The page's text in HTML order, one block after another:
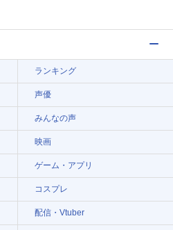
ランキング
声優
みんなの声
映画
ゲーム・アプリ
コスプレ
配信・Vtuber